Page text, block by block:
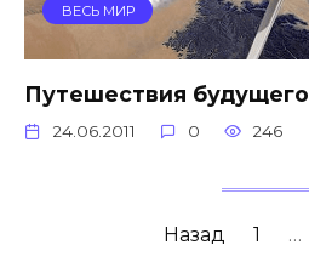
ВЕСЬ МИР
Путешествия будущего
24.06.2011 0 246
Назад 1 …